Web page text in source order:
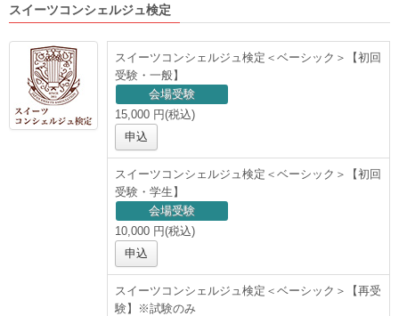
スイーツコンシェルジュ検定
スイーツコンシェルジュ検定＜ベーシック＞【初回
受験・一般】
会場受験
15,000 円(税込)
申込
スイーツコンシェルジュ検定＜ベーシック＞【初回
受験・学生】
会場受験
10,000 円(税込)
申込
スイーツコンシェルジュ検定＜ベーシック＞【再受
験】※試験のみ